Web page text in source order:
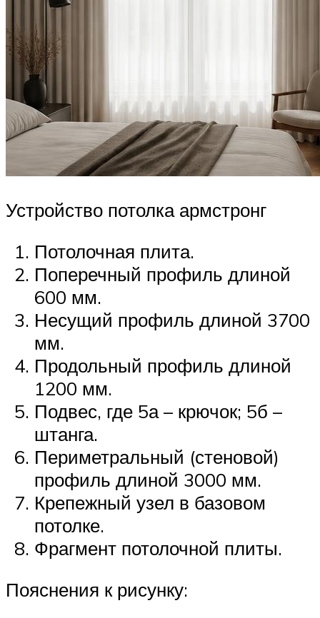
Устройство потолка армстронг
Потолочная плита.
Поперечный профиль длиной
600 мм.
Несущий профиль длиной 3700
мм.
Продольный профиль длиной
1200 мм.
Подвес, где 5а – крючок; 5б –
штанга.
Периметральный (стеновой)
профиль длиной 3000 мм.
Крепежный узел в базовом
потолке.
Фрагмент потолочной плиты.
Пояснения к рисунку: